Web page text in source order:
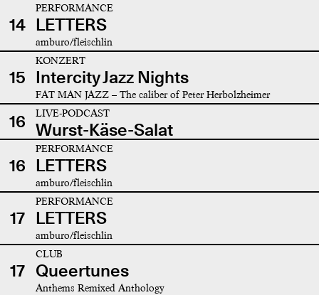
14
PERFORMANCE
LETTERS
amburo/fleischlin
15
KONZERT
Intercity Jazz Nights
FAT MAN JAZZ – The caliber of Peter Herbolzheimer
16 LIVE-PODCAST
Wurst-Käse-Salat
16
PERFORMANCE
LETTERS
amburo/fleischlin
17
PERFORMANCE
LETTERS
amburo/fleischlin
17
CLUB
Queertunes
Anthems Remixed Anthology